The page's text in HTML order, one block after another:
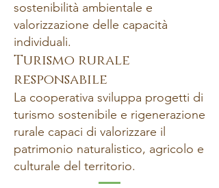
sostenibilità ambientale e
valorizzazione delle capacità
individuali.
Turismo rurale
responsabile
La cooperativa sviluppa progetti di
turismo sostenibile e rigenerazione
rurale capaci di valorizzare il
patrimonio naturalistico, agricolo e
culturale del territorio.